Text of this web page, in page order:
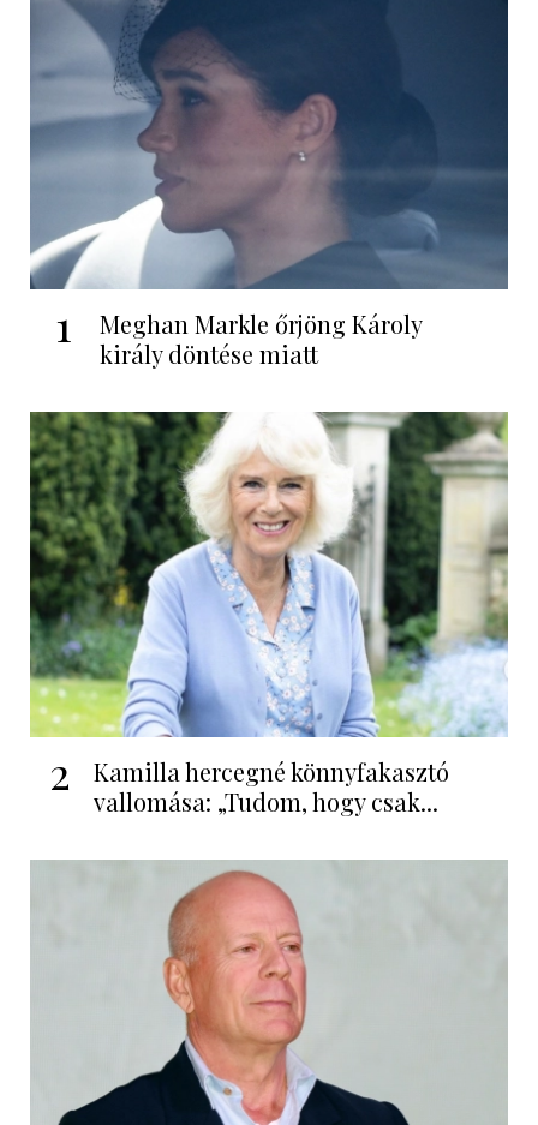
1
Meghan Markle őrjöng Károly
király döntése miatt
2
Kamilla hercegné könnyfakasztó
vallomása: „Tudom, hogy csak...